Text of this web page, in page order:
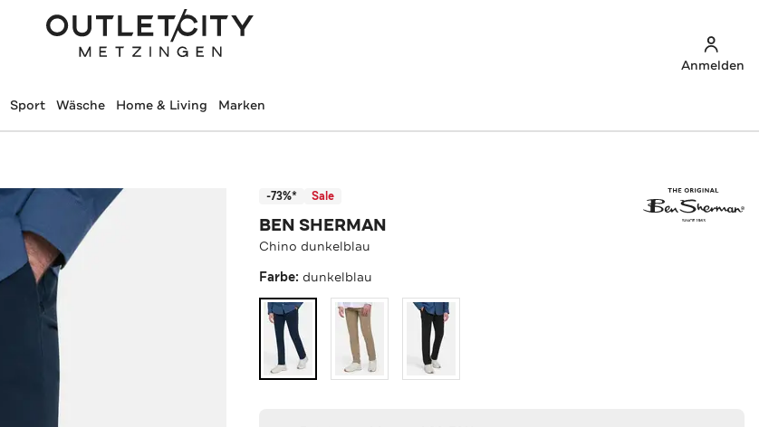
Anmelden
Sport Wäsche Home & Living Marken
-73%* Sale
BEN SHERMAN
Chino dunkelblau
Farbe:dunkelblau